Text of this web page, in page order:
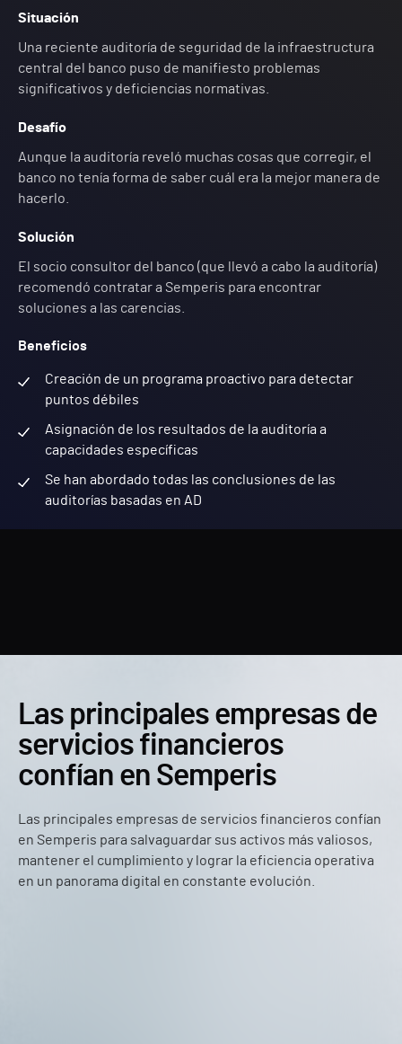
Situación
Una reciente auditoría de seguridad de la infraestructura
central del banco puso de manifiesto problemas
significativos y deficiencias normativas.
Desafío
Aunque la auditoría reveló muchas cosas que corregir, el
banco no tenía forma de saber cuál era la mejor manera de
hacerlo.
Solución
El socio consultor del banco (que llevó a cabo la auditoría)
recomendó contratar a Semperis para encontrar
soluciones a las carencias.
Beneficios
Creación de un programa proactivo para detectar
puntos débiles
Asignación de los resultados de la auditoría a
capacidades específicas
Se han abordado todas las conclusiones de las
auditorías basadas en AD
Las principales empresas de
servicios financieros
confían en Semperis
Las principales empresas de servicios financieros confían
en Semperis para salvaguardar sus activos más valiosos,
mantener el cumplimiento y lograr la eficiencia operativa
en un panorama digital en constante evolución.